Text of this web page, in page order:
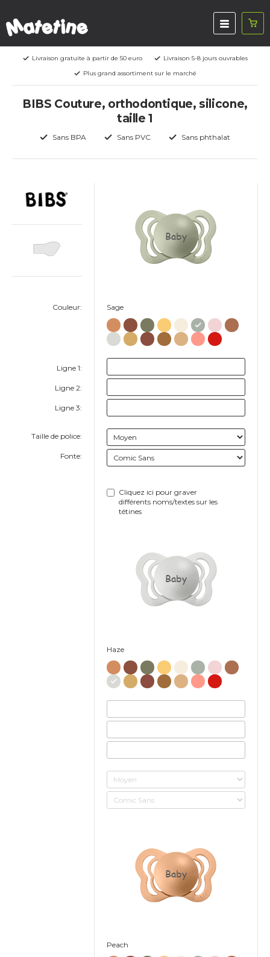
Livraison gratuite à partir de 50 euro
Livraison 5-8 jours ouvrables
Plus grand assortiment sur le marché
BIBS Couture, orthodontique, silicone,
taille 1
Sans BPA Sans PVC Sans phthalat
Couleur:
Ligne 1:
Ligne 2:
Ligne 3:
Taille de police:
Fonte:
Baby
Sage
Cliquez ici pour graver
différents noms/textes sur les
tétines
Baby
Haze
Baby
Peach